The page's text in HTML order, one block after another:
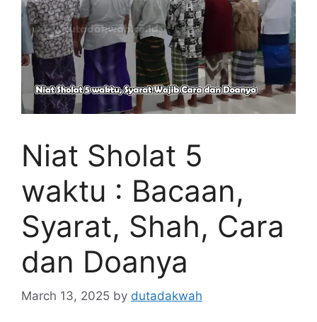
Niat Sholat 5
waktu : Bacaan,
Syarat, Shah, Cara
dan Doanya
March 13, 2025 by dutadakwah